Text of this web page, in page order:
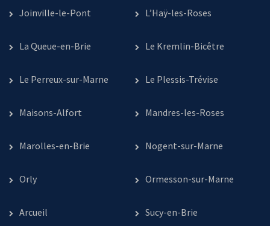
Joinville-le-Pont L’Haÿ-les-Roses
La Queue-en-Brie Le Kremlin-Bicêtre
Le Perreux-sur-Marne Le Plessis-Trévise
Maisons-Alfort Mandres-les-Roses
Marolles-en-Brie Nogent-sur-Marne
Orly Ormesson-sur-Marne
Arcueil Sucy-en-Brie